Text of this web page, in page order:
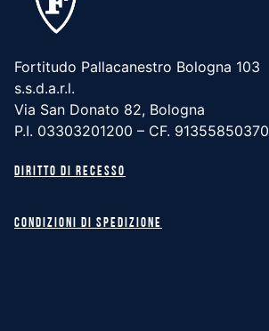
Fortitudo Pallacanestro Bologna 103
s.s.d.a.r.l.
Via San Donato 82, Bologna
P.I. 03303201200 – CF. 91355850370
Diritto di recesso
Condizioni di spedizione